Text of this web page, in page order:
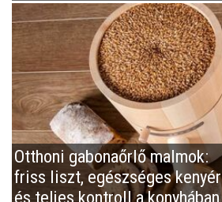
Otthoni gabonaőrlő malmok:
friss liszt, egészséges kenyér
és teljes kontroll a konyhában